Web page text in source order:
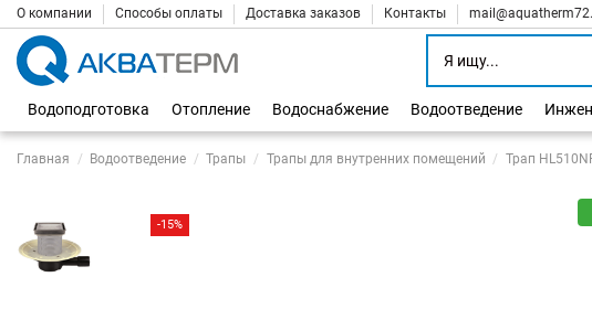
О компании Способы оплаты Доставка заказов Контакты
Водоподготовка
Отопление Водоснабжение Водоотведение
Главная Водоотведение Трапы Трапы для внутренних помещений Трап
-15%